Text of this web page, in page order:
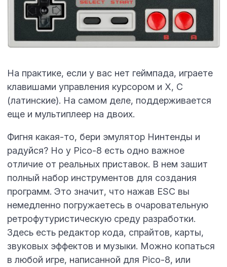
На практике, если у вас нет геймпада, играете
клавишами управления курсором и X, C
(латинские). На самом деле, поддерживается
еще и мультиплеер на двоих.
Фигня какая-то, бери эмулятор Нинтенды и
радуйся? Но у Pico-8 есть одно важное
отличие от реальных приставок. В нем зашит
полный набор инструментов для создания
программ. Это значит, что нажав ESC вы
немедленно погружаетесь в очаровательную
ретрофутуристическую среду разработки.
Здесь есть редактор кода, спрайтов, карты,
звуковых эффектов и музыки. Можно копаться
в любой игре, написанной для Pico-8, или